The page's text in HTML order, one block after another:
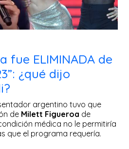
fue ELIMINADA de
¿qué dijo
argentino tuvo que
de Milett Figueroa de
médica no le permitiría
que el programa requería.